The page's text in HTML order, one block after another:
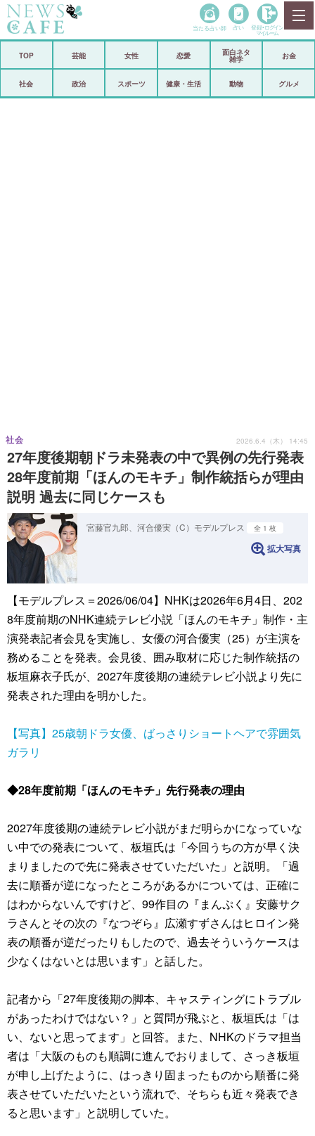
政治
当たる占い師 占い 登録• ログイン
マイルーム
TOP 芸能 女性 恋愛
面白ネタ
雑学
お金
社会 政治 スポーツ 健康・生活 動物 グルメ
27年度後期朝ドラ未発表の中で異例の先行発表
28年度前期「ほんのモキチ」制作統括らが理由
説明 過去に同じケースも
社会 2026.6.4（木） 14:45
宮藤官九郎、河合優実（C）モデルプレス 全 1 枚
拡大写真
【モデルプレス＝2026/06/04】NHKは2026年6月4日、202
8年度前期のNHK連続テレビ小説「ほんのモキチ」制作・主
演発表記者会見を実施し、女優の河合優実（25）が主演を
務めることを発表。会見後、囲み取材に応じた制作統括の
板垣麻衣子氏が、2027年度後期の連続テレビ小説より先に
発表された理由を明かした。
【写真】25歳朝ドラ女優、ばっさりショートヘアで雰囲気
ガラリ
◆28年度前期「ほんのモキチ」先行発表の理由
2027年度後期の連続テレビ小説がまだ明らかになっていな
い中での発表について、板垣氏は「今回うちの方が早く決
まりましたので先に発表させていただいた」と説明。「過
去に順番が逆になったところがあるかについては、正確に
はわからないんですけど、99作目の『まんぷく』安藤サク
ラさんとその次の『なつぞら』広瀬すずさんはヒロイン発
表の順番が逆だったりもしたので、過去そういうケースは
少なくはないとは思います」と話した。
記者から「27年度後期の脚本、キャスティングにトラブル
があったわけではない？」と質問が飛ぶと、板垣氏は「は
い、ないと思ってます」と回答。また、NHKのドラマ担当
者は「大阪のものも順調に進んでおりまして、さっき板垣
が申し上げたように、はっきり固まったものから順番に発
表させていただいたという流れで、そちらも近々発表でき
ると思います」と説明していた。